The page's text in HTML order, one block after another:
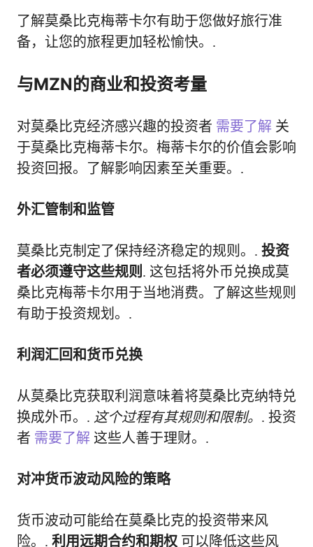
了解莫桑比克梅蒂卡尔有助于您做好旅行准
备，让您的旅程更加轻松愉快。.
与MZN的商业和投资考量
对莫桑比克经济感兴趣的投资者 需要了解 关
于莫桑比克梅蒂卡尔。梅蒂卡尔的价值会影响
投资回报。了解影响因素至关重要。.
外汇管制和监管
莫桑比克制定了保持经济稳定的规则。. 投资
者必须遵守这些规则 . 这包括将外币兑换成莫
桑比克梅蒂卡尔用于当地消费。了解这些规则
有助于投资规划。.
利润汇回和货币兑换
从莫桑比克获取利润意味着将莫桑比克纳特兑
换成外币。. 这个过程有其规则和限制。 . 投资
者 需要了解 这些人善于理财。.
对冲货币波动风险的策略
货币波动可能给在莫桑比克的投资带来风
险。. 利用远期合约和期权 可以降低这些风